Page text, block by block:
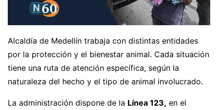
Alcaldía de Medellín trabaja con distintas entidades
por la protección y el bienestar animal. Cada situación
tiene una ruta de atención específica, según la
naturaleza del hecho y el tipo de animal involucrado.
La administración dispone de la Línea 123, en el